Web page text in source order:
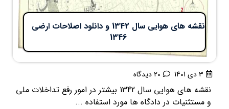
نقشه های هوایی سال 1342 و دانلود اصلاحات ارضي
1346
3 دی 1401 20 دیدگاه
نقشه های هوایی سال 1342 بیشتر در امور رفع تداخلات ملی
و مستثنیات در دادگاه ها مورد استفاده ...